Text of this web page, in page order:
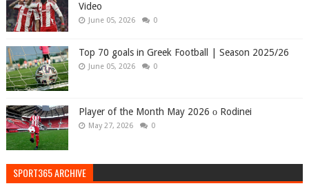
Video
June 05, 2026 0
Top 70 goals in Greek Football | Season 2025/26
June 05, 2026 0
Player of the Month May 2026 ο Rodinei
May 27, 2026 0
SPORT365 ARCHIVE